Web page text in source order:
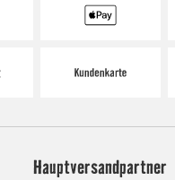
Hauptversandpartner